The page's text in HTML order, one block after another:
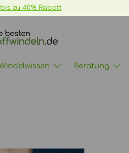
zu 40% Rabatt
Beratung